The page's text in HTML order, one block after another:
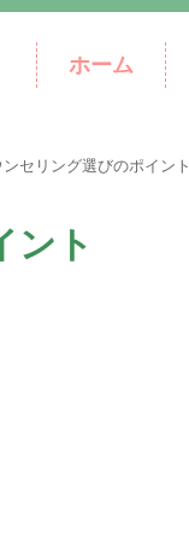
ホーム
ンセリング選びのポイント
ント